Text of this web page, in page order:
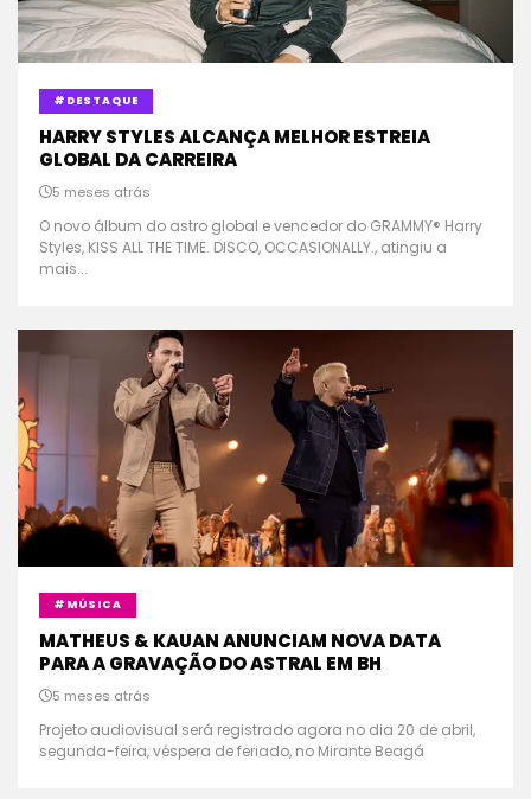
#DESTAQUE
HARRY STYLES ALCANÇA MELHOR ESTREIA
GLOBAL DA CARREIRA
5 meses atrás
O novo álbum do astro global e vencedor do GRAMMY® Harry
Styles, KISS ALL THE TIME. DISCO, OCCASIONALLY., atingiu a
mais...
#MÚSICA
MATHEUS & KAUAN ANUNCIAM NOVA DATA
PARA A GRAVAÇÃO DO ASTRAL EM BH
5 meses atrás
Projeto audiovisual será registrado agora no dia 20 de abril,
segunda-feira, véspera de feriado, no Mirante Beagá